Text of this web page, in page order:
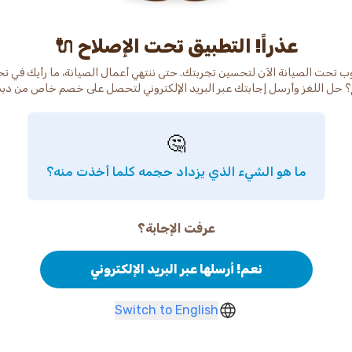
عذراً! التطبيق تحت الإصلاح 🔌
تحت الصيانة الآن لتحسين تجربتك. حتى ننتهي أعمال الصيانة، ما رأيك في
حل اللغز وأرسل إجابتك عبر البريد الإلكتروني لتحصل على خصم خاص من
🤔
ما هو الشيء الذي يزداد حجمه كلما أخذت منه؟
عرفت الإجابة؟
نعم! أرسلها عبر البريد الإلكتروني
Switch to English